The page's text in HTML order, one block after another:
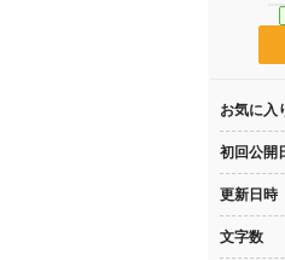
お気に入
初回公開
更新日時
文字数